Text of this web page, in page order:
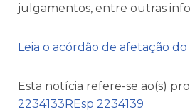
julgamentos, entre outras
Leia o acórdão de afetação do
Esta notícia refere-se ao(s)
2234133REsp 2234139